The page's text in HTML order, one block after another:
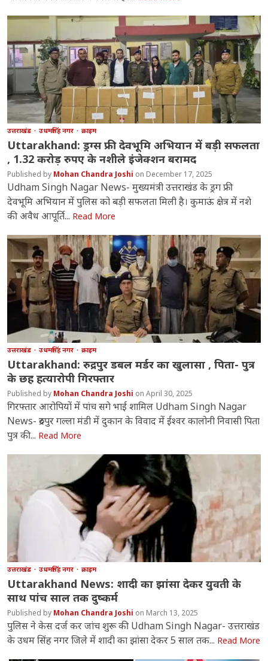
उत्तराखंड उधमसिंह नगर क्राइम
Uttarakhand: ड्रग्स फ्री देवभूमि अभियान में बड़ी सफलता
, 1.32 करोड़ रुपए के नशीले इंजेक्शन बरामद
Mohan Chandra Joshi December 17, 2025
Udham Singh Nagar News- मुख्यमंत्री उत्तराखंड के ड्रग फ्री
देवभूमि अभियान में पुलिस को बड़ी सफलता मिली है। कुमाऊं क्षेत्र में नशे
की अवैध आपूर्ति... Read More
उत्तराखंड उधमसिंह नगर क्राइम
Uttarakhand: रुद्रपुर डबल मर्डर का खुलासा , पिता- पुत्र
के छह हत्यारोपी गिरफ्तार
Mohan Chandra Joshi April 30, 2025
गिरफ्तार आरोपियों में पांच सगे भाई शामिल Udham Singh Nagar
News- रुद्रपुर गल्ला मंडी में दुकान के विवाद में ईश्वर कालोनी निवासी पिता
पुत्र की... Read More
उत्तराखंड उधमसिंह नगर क्राइम
Uttarakhand News: शादी का झांसा देकर युवती के
साथ पांच साल तक दुष्कर्म
Mohan Chandra Joshi March 13, 2025
पुलिस ने केस दर्ज कर जांच शुरू की Udham Singh Nagar- उत्तराखंड
के उधम सिंह नगर जिले में शादी का झांसा देकर 5 साल तक... Read More